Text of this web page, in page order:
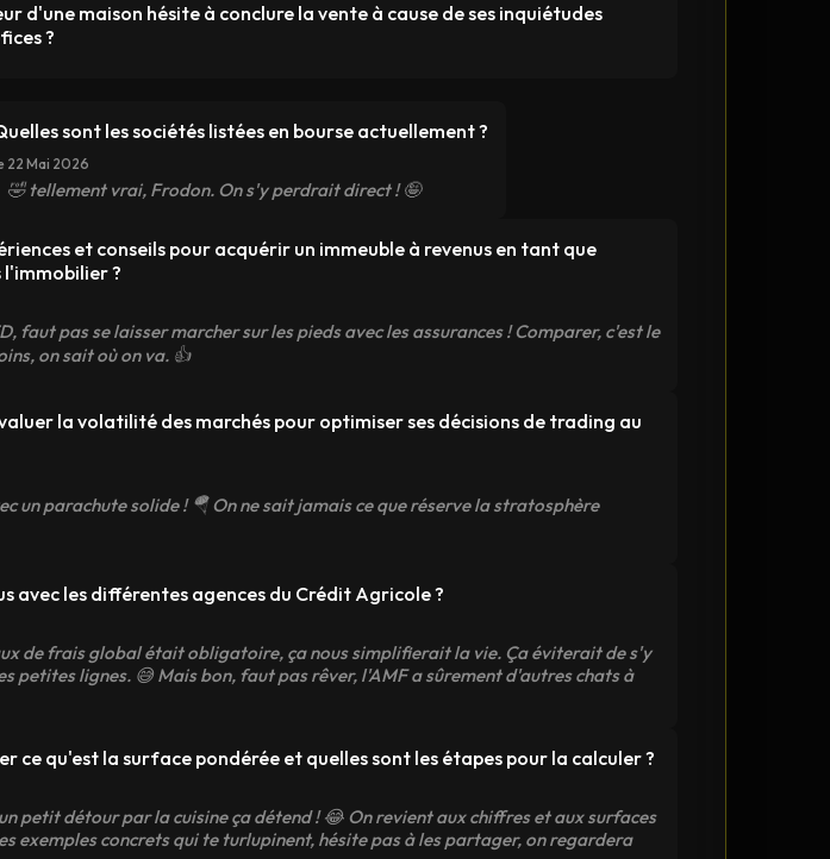
d'une maison hésite à conclure la vente à cause de ses inquiétudes
?
sont les sociétés listées en bourse actuellement ?
22 Mai 2026
🤣 tellement vrai, Frodon. On s'y perdrait direct ! 🤪
et conseils pour acquérir un immeuble à revenus en tant que
l'immobilier ?
faut pas se laisser marcher sur les pieds avec les assurances ! Comparer, c'est le
on sait où on va. 👍
la volatilité des marchés pour optimiser ses décisions de trading au
un parachute solide ! 🪂 On ne sait jamais ce que réserve la stratosphère
avec les différentes agences du Crédit Agricole ?
de frais global était obligatoire, ça nous simplifierait la vie. Ça éviterait de s'y
petites lignes. 😅 Mais bon, faut pas rêver, l'AMF a sûrement d'autres chats à
ce qu'est la surface pondérée et quelles sont les étapes pour la calculer ?
petit détour par la cuisine ça détend ! 😂 On revient aux chiffres et aux surfaces
exemples concrets qui te turlupinent, hésite pas à les partager, on regardera